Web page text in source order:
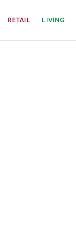
RETAIL LIVING